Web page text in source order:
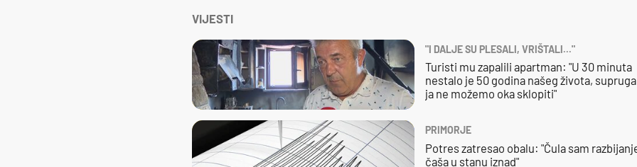
VIJESTI
"I DALJE SU PLESALI, VRIŠTALI..."
Turisti mu zapalili apartman: "U 30 minuta
nestalo je 50 godina našeg života,
ja ne možemo oka sklopiti"
PRIMORJE
Potres zatresao obalu: "Čula sam
čaša u stanu iznad"